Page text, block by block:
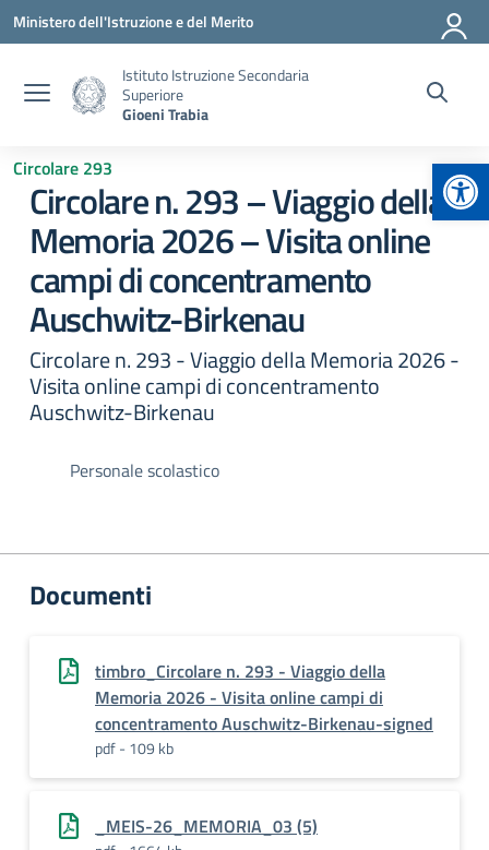
Vai ai contenuti
Vai al menu di navigazione
Vai al footer
Ministero dell'Istruzione e del Merito
Istituto Istruzione Secondaria
Superiore
Gioeni Trabia
Circolare 293
Circolare n. 293 – Viaggio della
Memoria 2026 – Visita online
campi di concentramento
Auschwitz-Birkenau
Circolare n. 293 - Viaggio della Memoria 2026 -
Visita online campi di concentramento
Auschwitz-Birkenau
Personale scolastico
Documenti
timbro_Circolare n. 293 - Viaggio della
Memoria 2026 - Visita online campi di
concentramento Auschwitz-Birkenau-signed
pdf - 109 kb
_MEIS-26_MEMORIA_03 (5)